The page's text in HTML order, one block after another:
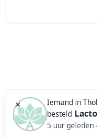
× Iemand in
besteld
5 uur geleden